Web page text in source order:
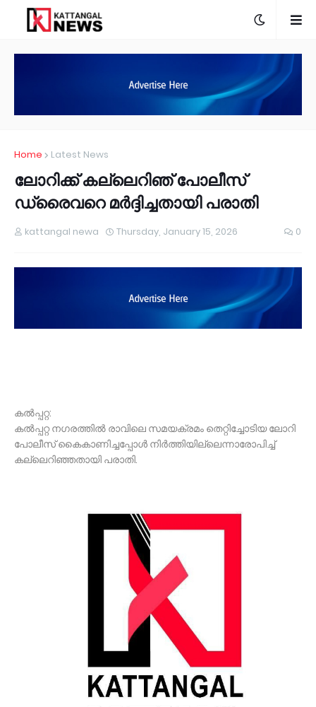
Home Latest News
ലോറിക്ക് കല്ലെറിഞ് പോലീസ്
ഡ്രൈവറെ മർദ്ദിച്ചതായി പരാതി
kattangal newa Thursday, January 15, 2026 0
കൽപ്പറ്റ:
കൽപ്പറ്റ നഗരത്തിൽ രാവിലെ സമയക്രമം തെറ്റിച്ചോടിയ ലോറി
പോലീസ് കൈകാണിച്ചപ്പോൾ നിർത്തിയില്ലെന്നാരോപിച്ച്
കല്ലെറിഞ്ഞതായി പരാതി.